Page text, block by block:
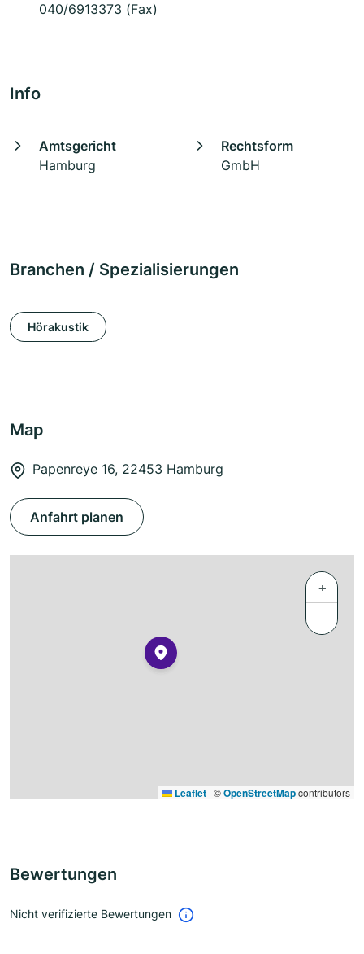
040/6913373 (Fax)
Info
Amtsgericht
Hamburg
Rechtsform
GmbH
Branchen / Spezialisierungen
Hörakustik
Map
Papenreye 16, 22453 Hamburg
Anfahrt planen
+
−
Leaflet | ©OpenStreetMapcontributors
Bewertungen
Nicht verifizierte Bewertungen